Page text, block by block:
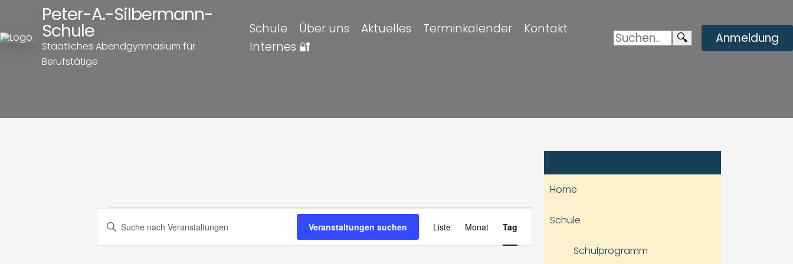
Peter-A.-Silbermann-
Schule
Staatliches Abendgymnasium für
Berufstätige
Schule Über uns Aktuelles Terminkalender
Kontakt
Internes 🔐
Suchen: Enviar
búsqueda
🔍 Anmeldung
Home
Schule
Schulprogramm
Veranstaltungen
Veranstaltungen
Suche
Bitte
Schlüsselwort Veranstaltungen suchen
Veranstaltung
Ansichten-
Liste Monat Tag